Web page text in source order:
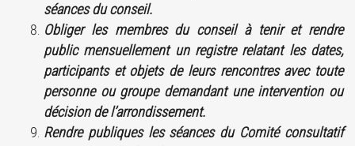
séances du conseil.
Obliger les membres du conseil à tenir et rendre
public mensuellement un registre relatant les dates,
participants et objets de leurs rencontres avec toute
personne ou groupe demandant une intervention ou
décision de l’arrondissement.
Rendre publiques les séances du Comité consultatif